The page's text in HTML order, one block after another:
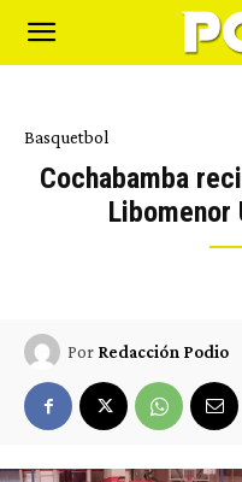
Basquetbol
Cochabamba
Libomenor
Por Redacción Podio